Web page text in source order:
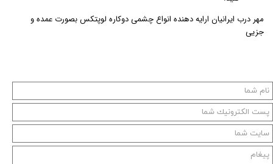
مهر درب ایرانیان ارایه دهنده انواع چشمی دوکاره لوپتکس بصورت عمده و
جزیی